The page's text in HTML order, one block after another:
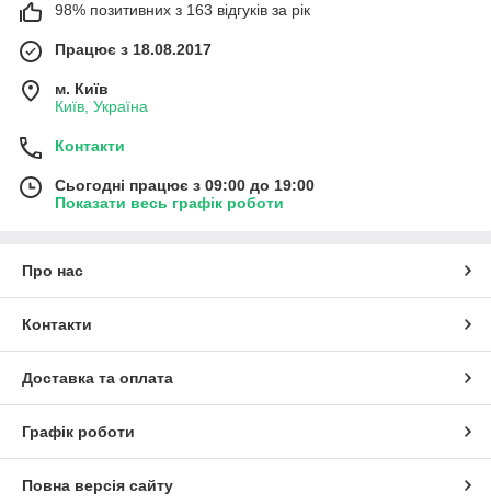
98% позитивних з 163 відгуків за рік
Працює з 18.08.2017
м. Київ
Київ, Україна
Контакти
Сьогодні працює з 09:00 до 19:00
Показати весь графік роботи
Про нас
Контакти
Доставка та оплата
Графік роботи
Повна версія сайту